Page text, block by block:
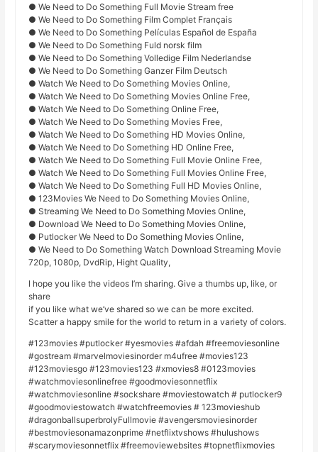
● We Need to Do Something Full Movie Stream free
● We Need to Do Something Film Complet Français
● We Need to Do Something Películas Español de España
● We Need to Do Something Fuld norsk film
● We Need to Do Something Volledige Film Nederlandse
● We Need to Do Something Ganzer Film Deutsch
● Watch We Need to Do Something Movies Online,
● Watch We Need to Do Something Movies Online Free,
● Watch We Need to Do Something Online Free,
● Watch We Need to Do Something Movies Free,
● Watch We Need to Do Something HD Movies Online,
● Watch We Need to Do Something HD Online Free,
● Watch We Need to Do Something Full Movie Online Free,
● Watch We Need to Do Something Full Movies Online Free,
● Watch We Need to Do Something Full HD Movies Online,
● 123Movies We Need to Do Something Movies Online,
● Streaming We Need to Do Something Movies Online,
● Download We Need to Do Something Movies Online,
● Putlocker We Need to Do Something Movies Online,
● We Need to Do Something Watch Download Streaming Movie
720p, 1080p, DvdRip, Hight Quality,
I hope you like the videos I’m sharing. Give a thumbs up, like, or
share
if you like what we’ve shared so we can be more excited.
Scatter a happy smile for the world to return in a variety of colors.
#123movies #putlocker #yesmovies #afdah #freemoviesonline
#gostream #marvelmoviesinorder m4ufree #movies123
#123moviesgo #123movies123 #xmovies8 #0123movies
#watchmoviesonlinefree #goodmoviesonnetflix
#watchmoviesonline #sockshare #moviestowatch # putlocker9
#goodmoviestowatch #watchfreemovies # 123movieshub
#dragonballsuperbrolyFullmovie #avengersmoviesinorder
#bestmoviesonamazonprime #netflixtvshows #hulushows
#scarymoviesonnetflix #freemoviewebsites #topnetflixmovies